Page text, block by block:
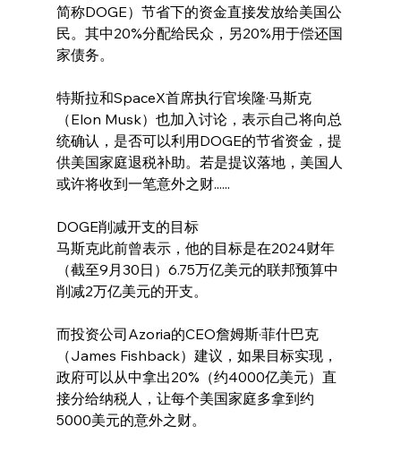
简称DOGE）节省下的资金直接发放给美国公
民。其中20%分配给民众，另20%用于偿还国
家债务。
特斯拉和SpaceX首席执行官埃隆·马斯克
（Elon Musk）也加入讨论，表示自己将向总
统确认，是否可以利用DOGE的节省资金，提
供美国家庭退税补助。若是提议落地，美国人
或许将收到一笔意外之财......
DOGE削减开支的目标
马斯克此前曾表示，他的目标是在2024财年
（截至9月30日）6.75万亿美元的联邦预算中
削减2万亿美元的开支。
而投资公司Azoria的CEO詹姆斯·菲什巴克
（James Fishback）建议，如果目标实现，
政府可以从中拿出20%（约4000亿美元）直
接分给纳税人，让每个美国家庭多拿到约
5000美元的意外之财。